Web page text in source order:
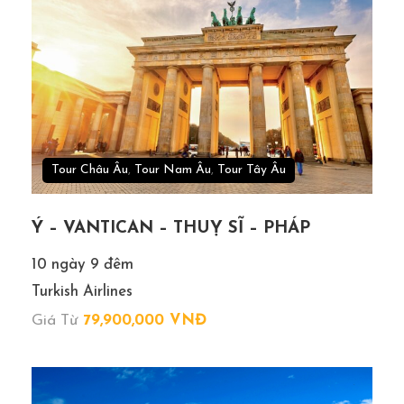
05h45: Đoàn làm thủ tục nhập cảnh Dubai.
06h30: Đoàn ăn sáng buffet tại nhà hàng và nghỉ
07h30:
Hướng dẫn viên đưa đoàn khởi hành đi
Palace– khách sạn nguy nga tráng lệ như
một cung điện với diện tích phòng ở lên đến
Tour Châu Âu, Tour Nam Âu, Tour Tây Âu
Ý – VANTICAN – THUỴ SĨ – PHÁP
10 ngày 9 đêm
Turkish Airlines
Giá Từ 79,900,000 VNĐ